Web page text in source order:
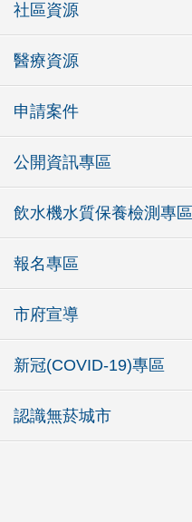
社區資源
醫療資源
申請案件
公開資訊專區
飲水機水質保養檢測專區
報名專區
市府宣導
新冠(COVID-19)專區
認識無菸城市